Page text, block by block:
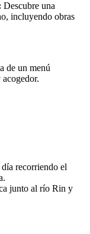
Descubre una
incluyendo obras
de un menú
recorriendo el
junto al río Rin y